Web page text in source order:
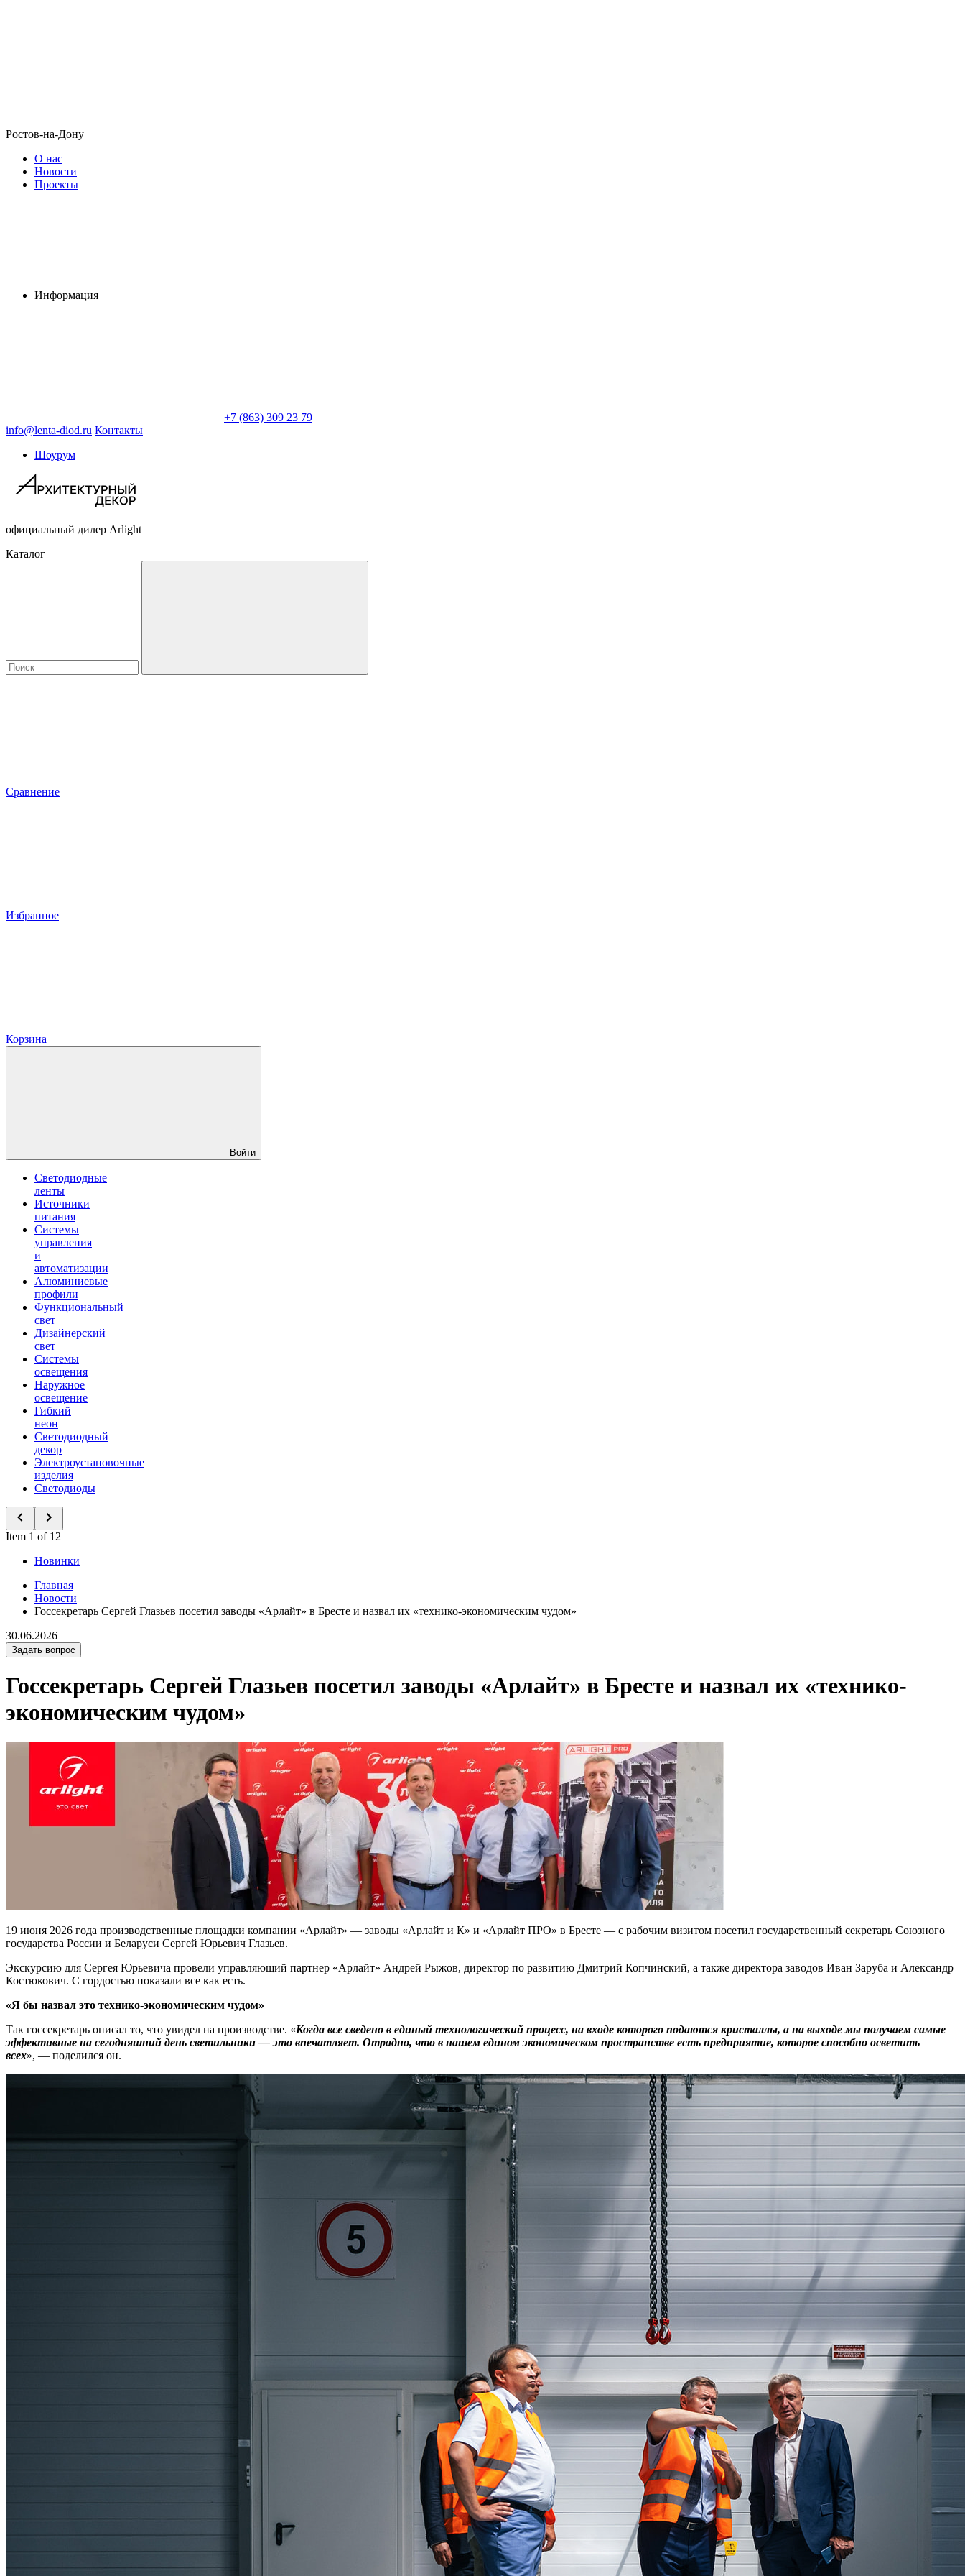
Ростов-на-Дону
О нас
Новости
Проекты
Информация
+7 (863) 309 23 79
info@lenta-diod.ru Контакты
Шоурум
официальный дилер Arlight
Каталог
Сравнение
Избранное
Корзина
Войти
Светодиодные
ленты
Источники
питания
Системы
управления
и
автоматизации
Алюминиевые
профили
Функциональный
свет
Дизайнерский
свет
Системы
освещения
Наружное
освещение
Гибкий
неон
Светодиодный
декор
Электроустановочные
изделия
Светодиоды
Item 1 of 12
Новинки
Главная
Новости
Госсекретарь Сергей Глазьев посетил заводы «Арлайт» в Бресте и назвал их «технико-экономическим чудом»
30.06.2026
Задать вопрос
Госсекретарь Сергей Глазьев посетил заводы «Арлайт» в Бресте и назвал их «технико-
экономическим чудом»
19 июня 2026 года производственные площадки компании «Арлайт» — заводы «Арлайт и К» и «Арлайт ПРО» в Бресте — с рабочим визитом посетил государственный секретарь Союзного
государства России и Беларуси Сергей Юрьевич Глазьев.
Экскурсию для Сергея Юрьевича провели управляющий партнер «Арлайт» Андрей Рыжов, директор по развитию Дмитрий Копчинский, а также директора заводов Иван Заруба и Александр
Костюкович. С гордостью показали все как есть.
«Я бы назвал это технико-экономическим чудом»
Так госсекретарь описал то, что увидел на производстве. «Когда все сведено в единый технологический процесс, на входе которого подаются кристаллы, а на выходе мы получаем самые
эффективные на сегодняшний день светильники — это впечатляет. Отрадно, что в нашем едином экономическом пространстве есть предприятие, которое способно осветить
всех», — поделился он.